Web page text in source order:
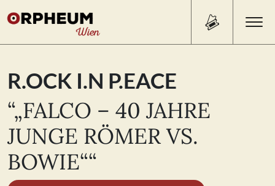
Search
for:
PROGRAMM/TICKETS
R.OCK I.N P.EACE
“„FALCO – 40 JAHRE
JUNGE RÖMER VS.
BOWIE““